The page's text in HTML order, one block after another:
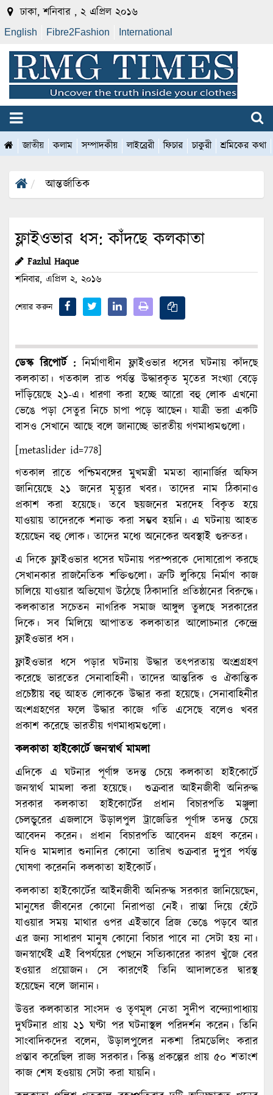
ঢাকা, শনিবার , ২ এপ্রিল ২০১৬
English Fibre2Fashion International
জাতীয় কলাম সম্পাদকীয় লাইব্রেরী ফিচার চাকুরী শ্রমিকের কথা
আন্তর্জাতিক
ফ্লাইওভার ধস: কাঁদছে কলকাতা
Fazlul Haque
শনিবার, এপ্রিল ২, ২০১৬
শেয়ার করুন
ডেস্ক রিপোর্ট : নির্মাণাধীন ফ্লাইওভার ধসের ঘটনায় কাঁদছে
কলকাতা। গতকাল রাত পর্যন্ত উদ্ধারকৃত মৃতের সংখ্যা বেড়ে
দাঁড়িয়েছে ২১-এ। ধারণা করা হচ্ছে আরো বহু লোক এখনো
ভেঙে পড়া সেতুর নিচে চাপা পড়ে আছেন। যাত্রী ভরা একটি
বাসও সেখানে আছে বলে জানাচ্ছে ভারতীয় গণমাধ্যমগুলো।
[metaslider id=778]
গতকাল রাতে পশ্চিমবঙ্গের মুখমন্ত্রী মমতা ব্যানার্জির অফিস
জানিয়েছে ২১ জনের মৃত্যুর খবর। তাদের নাম ঠিকানাও
প্রকাশ করা হয়েছে। তবে ছয়জনের মরদেহ বিকৃত হয়ে
যাওয়ায় তাদেরকে শনাক্ত করা সম্ভব হয়নি। এ ঘটনায় আহত
হয়েছেন বহু লোক। তাদের মধ্যে অনেকের অবস্থাই গুরুতর।
এ দিকে ফ্লাইওভার ধসের ঘটনায় পরস্পরকে দোষারোপ করছে
সেখানকার রাজনৈতিক শক্তিগুলো। ত্রুটি লুকিয়ে নির্মাণ কাজ
চালিয়ে যাওয়ার অভিযোগ উঠেছে ঠিকাদারি প্রতিষ্ঠানের বিরুদ্ধে।
কলকাতার সচেতন নাগরিক সমাজ আঙ্গুল তুলছে সরকারের
দিকে। সব মিলিয়ে আপাতত কলকাতার আলোচনার কেন্দ্রে
ফ্লাইওভার ধস।
ফ্লাইওভার ধসে পড়ার ঘটনায় উদ্ধার তৎপরতায় অংশ্রগ্রহণ
করেছে ভারতের সেনাবাহিনী। তাদের আন্তরিক ও ঐকান্তিক
প্রচেষ্টায় বহু আহত লোককে উদ্ধার করা হয়েছে। সেনাবাহিনীর
অংশগ্রহণের ফলে উদ্ধার কাজে গতি এসেছে বলেও খবর
প্রকাশ করেছে ভারতীয় গণমাধ্যমগুলো।
কলকাতা হাইকোর্টে জনস্বার্থ মামলা
এদিকে এ ঘটনার পূর্ণাঙ্গ তদন্ত চেয়ে কলকাতা হাইকোর্টে
জনস্বার্থ মামলা করা হয়েছে। শুক্রবার আইনজীবী অনিরুদ্ধ
সরকার কলকাতা হাইকোর্টের প্রধান বিচারপতি মঞ্জুলা
চেলন্ডুরের এজলাসে উড়ালপুল ট্রাজেডির পূর্ণাঙ্গ তদন্ত চেয়ে
আবেদন করেন। প্রধান বিচারপতি আবেদন গ্রহণ করেন।
যদিও মামলার শুনানির কোনো তারিখ শুক্রবার দুপুর পর্যন্ত
ঘোষণা করেননি কলকাতা হাইকোর্ট।
কলকাতা হাইকোর্টের আইনজীবী অনিরুদ্ধ সরকার জানিয়েছেন,
মানুষের জীবনের কোনো নিরাপত্তা নেই। রাস্তা দিয়ে হেঁটে
যাওয়ার সময় মাথার ওপর এইভাবে ব্রিজ ভেঙে পড়বে আর
এর জন্য সাধারণ মানুষ কোনো বিচার পাবে না সেটা হয় না।
জনস্বার্থেই এই বিপর্যয়ের পেছনে সত্যিকারের কারণ খুঁজে বের
হওয়ার প্রয়োজন। সে কারণেই তিনি আদালতের দ্বারস্থ
হয়েছেন বলে জানান।
উত্তর কলকাতার সাংসদ ও তৃণমূল নেতা সুদীপ বন্দ্যোপাধ্যায়
দুর্ঘটনার প্রায় ২১ ঘণ্টা পর ঘটনাস্থল পরিদর্শন করেন। তিনি
সাংবাদিকদের বলেন, উড়ালপুলের নকশা রিমডেলিং করার
প্রস্তাব করেছিল রাজ্য সরকার। কিন্তু প্রকল্পের প্রায় ৫০ শতাংশ
কাজ শেষ হওয়ায় সেটা করা যায়নি।